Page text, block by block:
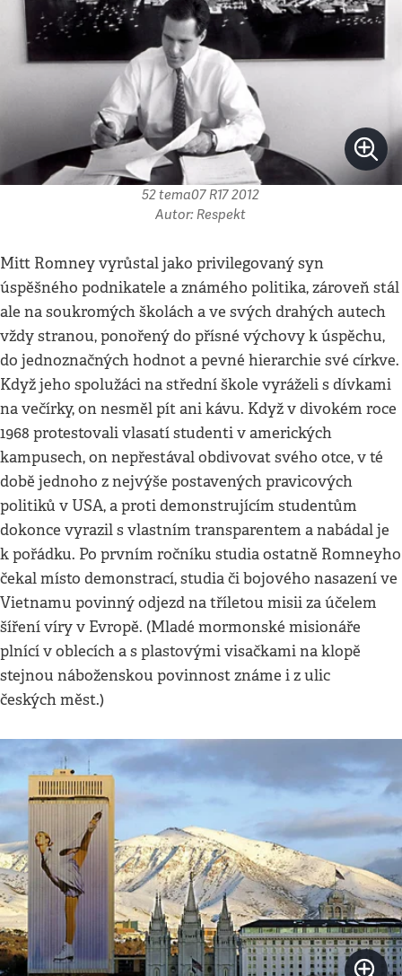
52 tema07 R17 2012
Autor: Respekt
Mitt Romney vyrůstal jako privilegovaný syn
úspěšného podnikatele a známého politika, zároveň stál
ale na soukromých školách a ve svých drahých autech
vždy stranou, ponořený do přísné výchovy k úspěchu,
do jednoznačných hodnot a pevné hierarchie své církve.
Když jeho spolužáci na střední škole vyráželi s dívkami
na večírky, on nesměl pít ani kávu. Když v divokém roce
1968 protestovali vlasatí studenti v amerických
kampusech, on nepřestával obdivovat svého otce, v té
době jednoho z nejvýše postavených pravicových
politiků v USA, a proti demonstrujícím studentům
dokonce vyrazil s vlastním transparentem a nabádal je
k pořádku. Po prvním ročníku studia ostatně Romneyho
čekal místo demonstrací, studia či bojového nasazení ve
Vietnamu povinný odjezd na tříletou misii za účelem
šíření víry v Evropě. (Mladé mormonské misionáře
plnící v oblecích a s plastovými visačkami na klopě
stejnou náboženskou povinnost známe i z ulic
českých měst.)